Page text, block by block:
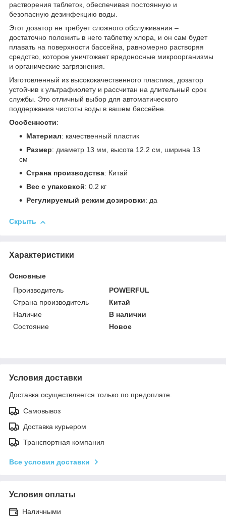
растворения таблеток, обеспечивая постоянную и
безопасную дезинфекцию воды.
Этот дозатор не требует сложного обслуживания –
достаточно положить в него таблетку хлора, и он сам будет
плавать на поверхности бассейна, равномерно растворяя
средство, которое уничтожает вредоносные микроорганизмы
и органические загрязнения.
Изготовленный из высококачественного пластика, дозатор
устойчив к ультрафиолету и рассчитан на длительный срок
службы. Это отличный выбор для автоматического
поддержания чистоты воды в вашем бассейне.
Особенности:
Материал: качественный пластик
Размер: диаметр 13 мм, высота 12.2 см, ширина 13
см
Страна производства: Китай
Вес с упаковкой: 0.2 кг
Регулируемый режим дозировки: да
Скрыть
Характеристики
Основные
Производитель
POWERFUL
Страна производитель
Китай
Наличие
В наличии
Состояние
Новое
Условия доставки
Доставка осуществляется только по предоплате.
Самовывоз
Доставка курьером
Транспортная компания
Все условия доставки
Условия оплаты
Наличными